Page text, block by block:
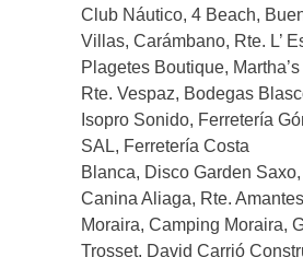
Club Náutico, 4 Beach,
Villas, Carámbano, Rte. L’
Plagetes Boutique,
Rte. Vespaz, Bodegas
Isopro Sonido, Ferretería
SAL, Ferretería Costa
Blanca, Disco Garden
Canina Aliaga, Rte.
Moraira, Camping Moraira,
Trosset, David Carrió